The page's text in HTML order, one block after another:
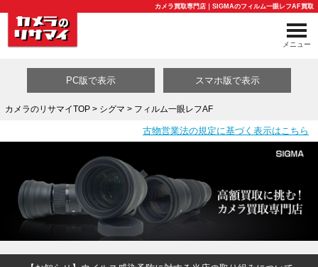
カメラ買取専門店｜SIGMAのフィルム一眼レフAF買取
メニュー
買取カテゴリ一覧
PC版で表示 スマホ版で表示
カメラのリサマイTOP> シグマ > フィルム一眼レフAF
古物営業法の規定に基づく表示はこちら